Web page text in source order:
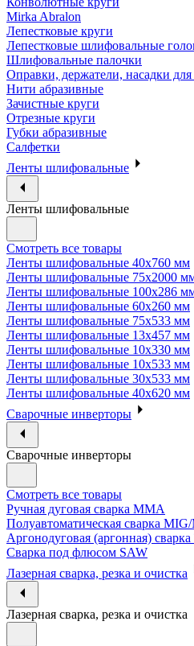
Mirka Abralon
Лепестковые круги
Лепестковые шлифовальные
Шлифовальные палочки
Оправки, держатели, насадки
Нити абразивные
Зачистные круги
Отрезные круги
Губки абразивные
Салфетки
Ленты шлифовальные
Ленты шлифовальные
Смотреть все товары
Ленты шлифовальные 40х760 мм
Ленты шлифовальные 75х2000
Ленты шлифовальные 100х286
Ленты шлифовальные 60х260 мм
Ленты шлифовальные 75х533 мм
Ленты шлифовальные 13х457 мм
Ленты шлифовальные 10х330 мм
Ленты шлифовальные 10х533 мм
Ленты шлифовальные 30х533 мм
Ленты шлифовальные 40х620 мм
Сварочные инверторы
Сварочные инверторы
Смотреть все товары
Ручная дуговая сварка MMA
Полуавтоматическая сварка
Аргонодуговая (аргонная)
Сварка под флюсом SAW
Лазерная сварка, резка и очистка
Лазерная сварка, резка и очистка